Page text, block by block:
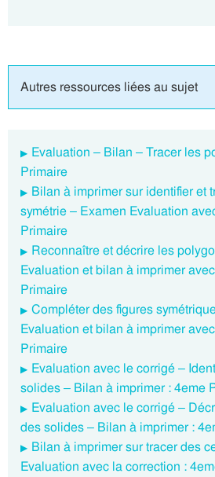
Autres ressources liées au sujet
Evaluation – Bilan – Tracer les
Primaire
Bilan à imprimer sur identifier et
symétrie – Examen Evaluation
Primaire
Reconnaître et décrire les
Evaluation et bilan à imprimer
Primaire
Compléter des figures
Evaluation et bilan à imprimer
Primaire
Evaluation avec le corrigé –
solides – Bilan à imprimer : 4eme
Evaluation avec le corrigé –
des solides – Bilan à imprimer :
Bilan à imprimer sur tracer des
Evaluation avec la correction :